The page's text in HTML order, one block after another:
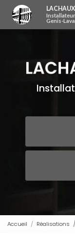
contenu
principal
Installateur de clôture à Saint-
Genis-
Accueil Réalisations